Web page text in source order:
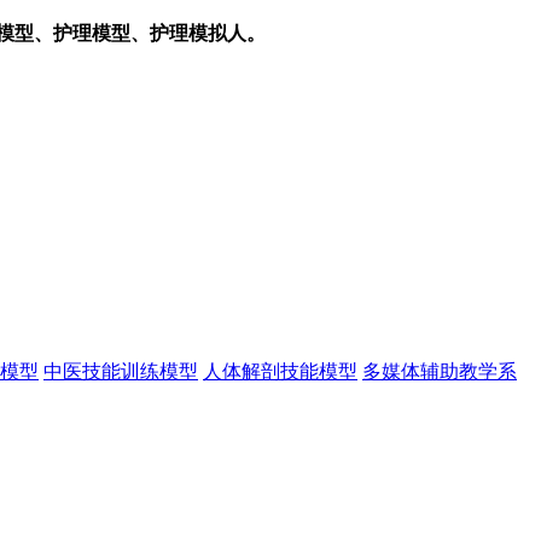
、护理模型、护理模拟人。
型 中医技能训练模型 人体解剖技能模型 多媒体辅助教学系